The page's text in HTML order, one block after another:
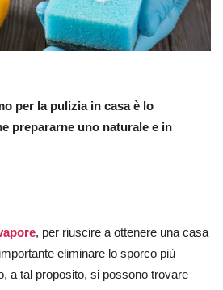
per la pulizia in casa è lo
prepararne uno naturale e in
, per riuscire a ottenere una casa
eliminare lo sporco più
a tal proposito, si possono trovare